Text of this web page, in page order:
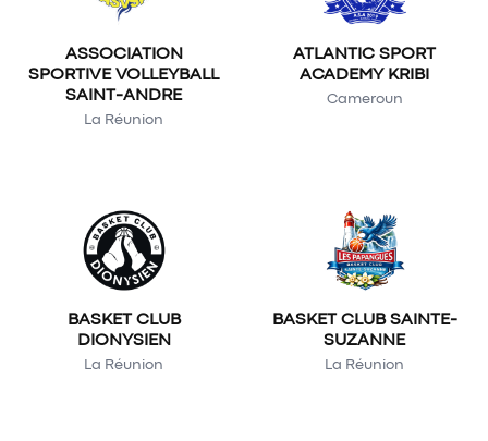
ASSOCIATION
SPORTIVE VOLLEYBALL
SAINT-ANDRE
La Réunion
ATLANTIC SPORT
ACADEMY KRIBI
Cameroun
BASKET CLUB
DIONYSIEN
La Réunion
BASKET CLUB SAINTE-
SUZANNE
La Réunion